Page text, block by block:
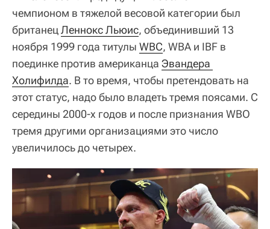
чемпионом в тяжелой весовой категории был
британецЛеннокс Льюис, объединивший 13
ноября 1999 года титулы WBC, WBA и IBF в
поединке против американца Эвандера
Холифилда. В то время, чтобы претендовать на
этот статус, надо было владеть тремя поясами. С
середины 2000-х годов и после признания WBO
тремя другими организациями это число
увеличилось до четырех.